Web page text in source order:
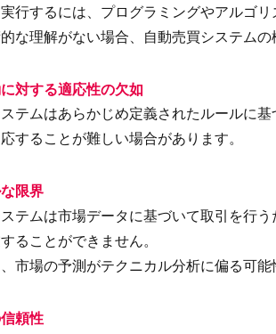
行するには、プログラミングやアルゴリ
な理解がない場合、自動売買システムの
対する適応性の欠如
テムはあらかじめ定義されたルールに
することが難しい場合があります。
限界
テムは市場データに基づいて取引を行
ることができません。
市場の予測がテクニカル分析に偏る可能
頼性